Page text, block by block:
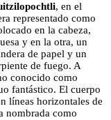
, en el
representado como
en la cabeza,
y en la otra, un
de papel y un
de fuego. A
conocido como
fantástico. El cuerpo
líneas horizontales de
nombrada como